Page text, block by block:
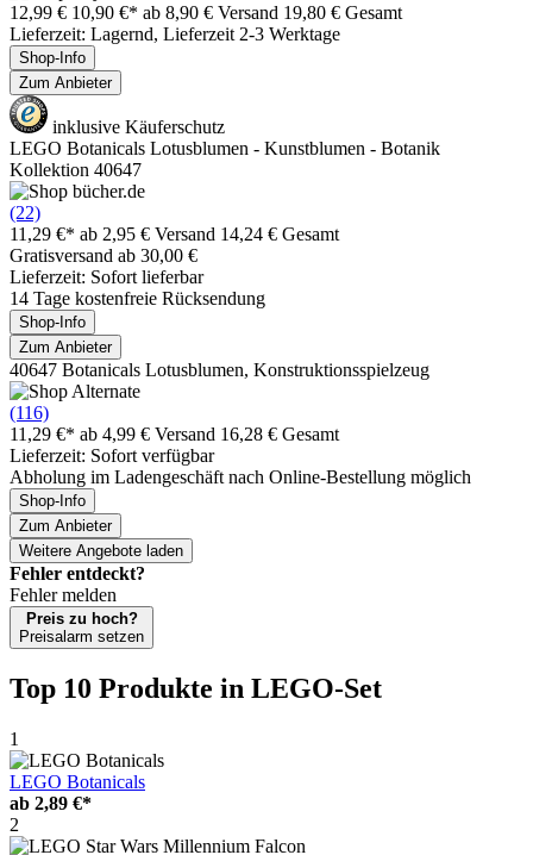
12,99 € 10,90 €* ab 8,90 € Versand 19,80 € Gesamt
Lieferzeit: Lagernd, Lieferzeit 2-3 Werktage
Shop-Info
Zum Anbieter
inklusive Käuferschutz
LEGO Botanicals Lotusblumen - Kunstblumen - Botanik
Kollektion 40647
(22)
11,29 €* ab 2,95 € Versand 14,24 € Gesamt
Gratisversand ab 30,00 €
Lieferzeit: Sofort lieferbar
14 Tage kostenfreie Rücksendung
Shop-Info
Zum Anbieter
40647 Botanicals Lotusblumen, Konstruktionsspielzeug
(116)
11,29 €* ab 4,99 € Versand 16,28 € Gesamt
Lieferzeit: Sofort verfügbar
Abholung im Ladengeschäft nach Online-Bestellung möglich
Shop-Info
Zum Anbieter
Weitere Angebote laden
Fehler entdeckt?
Fehler melden
Preis zu hoch?
Preisalarm setzen
Top 10 Produkte in LEGO-Set
1
LEGO Botanicals
ab 2,89 €*
2